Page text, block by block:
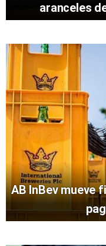
aranceles
AB InBev mueve